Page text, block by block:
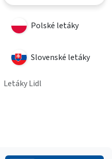
Polské letáky
Slovenské letáky
Letáky Lidl